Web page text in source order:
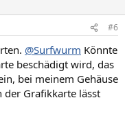
#6
@Surfwurm Könnte
beschädigt wird, das
bei meinem Gehäuse
der Grafikkarte lässt